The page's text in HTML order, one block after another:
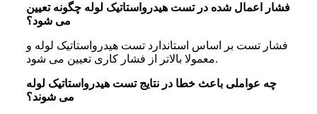
فشار اعمال شده در تست هیدرواستاتیک لوله چگونه تعیین
می شود؟
فشار تست بر اساس استاندارد تست هیدرواستاتیک لوله و
معمولا بالاتر از فشار کاری تعیین می شود.
چه عواملی باعث خطا در نتایج تست هیدرواستاتیک لوله
می شوند؟